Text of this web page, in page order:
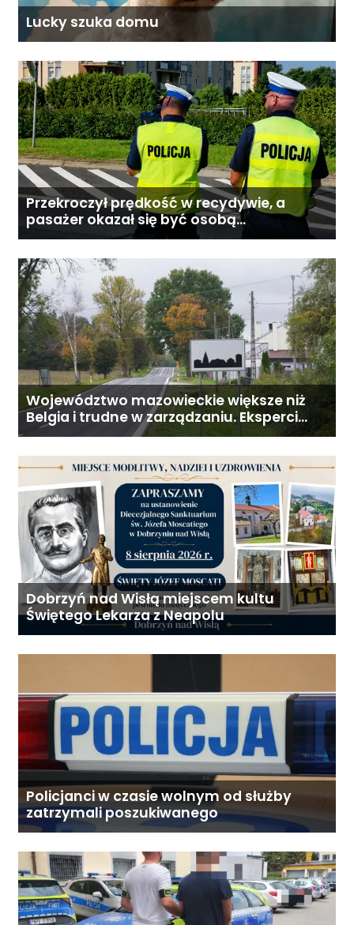
Lucky szuka domu
Przekroczył prędkość w recydywie, a
pasażer okazał się być osobą
poszukiwaną
Województwo mazowieckie większe niż
Belgia i trudne w zarządzaniu. Eksperci
proponują podział centralnej Polski
Dobrzyń nad Wisłą miejscem kultu
Świętego Lekarza z Neapolu
Policjanci w czasie wolnym od służby
zatrzymali poszukiwanego